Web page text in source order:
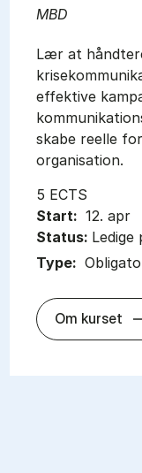
MBD
Lær at
effektive
skabe reelle
organisation.
5 ECTS
Start: 12. apr
Status: Ledige
Type:
Om kurset